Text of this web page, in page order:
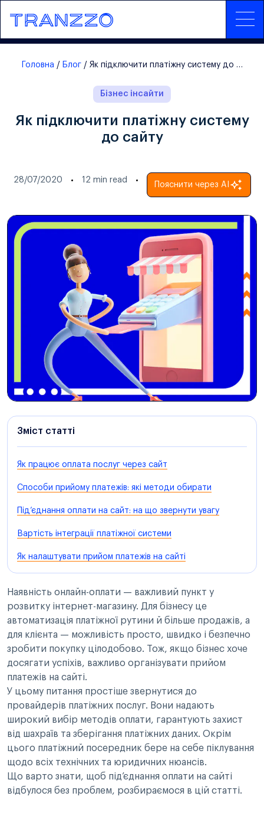
Головна Блог Як підключити платіжну систему до сайту
Бізнес інсайти
Як підключити платіжну систему
до сайту
28/07/2020 12 min read
Пояснити через AI
Зміст статті
Як працює оплата послуг через сайт
Способи прийому платежів: які методи обирати
Під’єднання оплати на сайт: на що звернути увагу
Вартість інтеграції платіжної системи
Як налаштувати прийом платежів на сайті
Наявність онлайн-оплати — важливий пункт у
розвитку інтернет-магазину. Для бізнесу це
автоматизація платіжної рутини й більше продажів, а
для клієнта — можливість просто, швидко і безпечно
зробити покупку цілодобово. Тож, якщо бізнес хоче
досягати успіхів, важливо організувати прийом
платежів на сайті.
У цьому питання простіше звернутися до
провайдерів платіжних послуг. Вони надають
широкий вибір методів оплати, гарантують захист
від шахраїв та зберігання платіжних даних. Окрім
цього платіжний посередник бере на себе піклування
щодо всіх технічних та юридичних нюансів.
Що варто знати, щоб під’єднання оплати на сайті
відбулося без проблем, розбираємося в цій статті.